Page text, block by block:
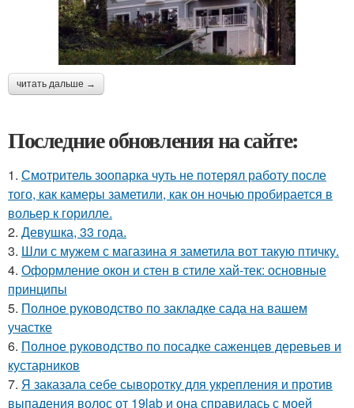
читать дальше →
Последние обновления на сайте:
1. Смотритель зоопарка чуть не потерял работу после
того, как камеры заметили, как он ночью пробирается в
вольер к горилле.
2. Девушка, 33 года.
3. Шли с мужем с магазина я заметила вот такую птичку.
4. Оформление окон и стен в стиле хай-тек: основные
принципы
5. Полное руководство по закладке сада на вашем
участке
6. Полное руководство по посадке саженцев деревьев и
кустарников
7. Я заказала себе сыворотку для укрепления и против
выпадения волос от 19lab и она справилась с моей